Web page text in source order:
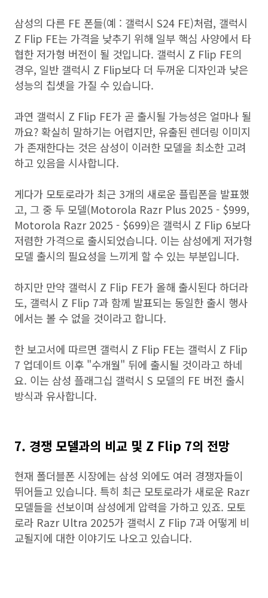
삼성의 다른 FE 폰들(예 : 갤럭시 S24 FE)처럼, 갤럭시
Z Flip FE는 가격을 낮추기 위해 일부 핵심 사양에서 타
협한 저가형 버전이 될 것입니다. 갤럭시 Z Flip FE의
경우, 일반 갤럭시 Z Flip보다 더 두꺼운 디자인과 낮은
성능의 칩셋을 가질 수 있습니다.
과연 갤럭시 Z Flip FE가 곧 출시될 가능성은 얼마나 될
까요? 확실히 말하기는 어렵지만, 유출된 렌더링 이미지
가 존재한다는 것은 삼성이 이러한 모델을 최소한 고려
하고 있음을 시사합니다.
게다가 모토로라가 최근 3개의 새로운 플립폰을 발표했
고, 그 중 두 모델(Motorola Razr Plus 2025 - $999,
Motorola Razr 2025 - $699)은 갤럭시 Z Flip 6보다
저렴한 가격으로 출시되었습니다. 이는 삼성에게 저가형
모델 출시의 필요성을 느끼게 할 수 있는 부분입니다.
하지만 만약 갤럭시 Z Flip FE가 올해 출시된다 하더라
도, 갤럭시 Z Flip 7과 함께 발표되는 동일한 출시 행사
에서는 볼 수 없을 것이라고 합니다.
한 보고서에 따르면 갤럭시 Z Flip FE는 갤럭시 Z Flip
7 업데이트 이후 "수개월" 뒤에 출시될 것이라고 하네
요. 이는 삼성 플래그십 갤럭시 S 모델의 FE 버전 출시
방식과 유사합니다.
7. 경쟁 모델과의 비교 및 Z Flip 7의 전망
현재 폴더블폰 시장에는 삼성 외에도 여러 경쟁자들이
뛰어들고 있습니다. 특히 최근 모토로라가 새로운 Razr
모델들을 선보이며 삼성에게 압력을 가하고 있죠. 모토
로라 Razr Ultra 2025가 갤럭시 Z Flip 7과 어떻게 비
교될지에 대한 이야기도 나오고 있습니다.